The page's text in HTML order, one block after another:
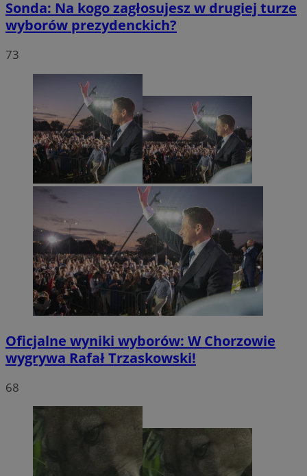
Sonda: Na kogo zagłosujesz w drugiej turze
wyborów prezydenckich?
73
Oficjalne wyniki wyborów: W Chorzowie
wygrywa Rafał Trzaskowski!
68